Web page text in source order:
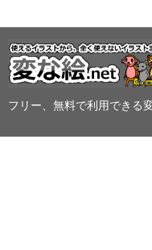
フリー、無料で利用できる